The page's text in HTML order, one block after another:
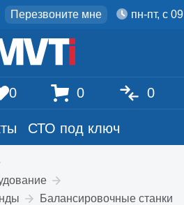
Перезвоните мне пн-пт, с
СТО под ключ
0 0 0
Балансировочные станки